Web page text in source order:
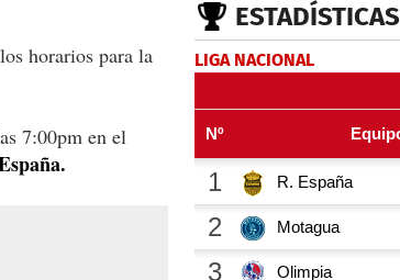
horarios para la
7:00pm en el
ESTADÍSTICAS
LIGA NACIONAL